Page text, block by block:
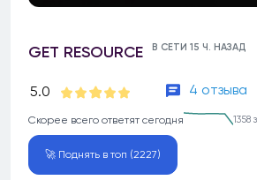
GET RESOURCE В СЕТИ 15 Ч. НАЗАД
5.0 4 отзыва
Скорее всего ответят сегодня 1358
🚀 Поднять в топ (2227)